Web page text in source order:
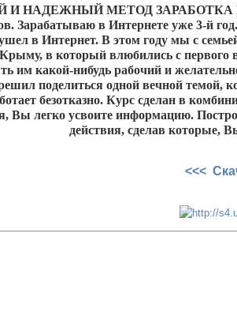
НАДЕЖНЫЙ МЕТОД ЗАРАБОТКА В
Зарабатываю в Интернете уже 3-й
в Интернет. В этом году мы с
в который влюбились с первого
им какой-нибудь рабочий и
поделиться одной вечной темой,
безотказно. Курс сделан в
Вы легко усвоите информацию.
действия, сделав которые,
<<<